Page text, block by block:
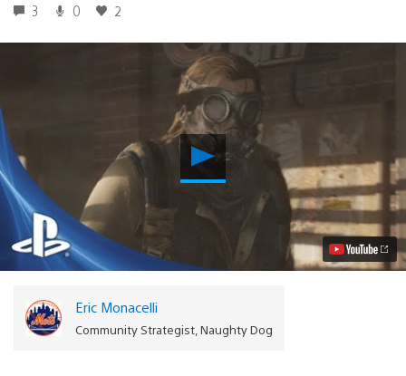
3 0 2
Reproducir
video
The
Last
Us:
de
Eric Monacelli
Community Strategist, Naughty Dog